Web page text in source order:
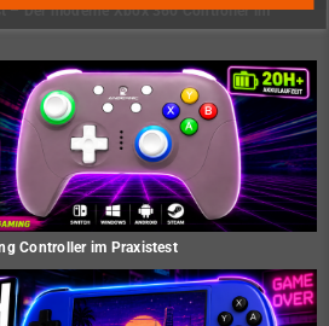
– Der moderne Xbox 360 Controller im
Controller im Praxistest